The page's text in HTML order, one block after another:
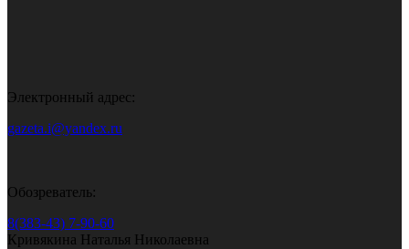
Электронный адрес:
gazeta.i@yandex.ru
Обозреватель:
8(383-43) 7-90-60
Кривякина Наталья Николаевна